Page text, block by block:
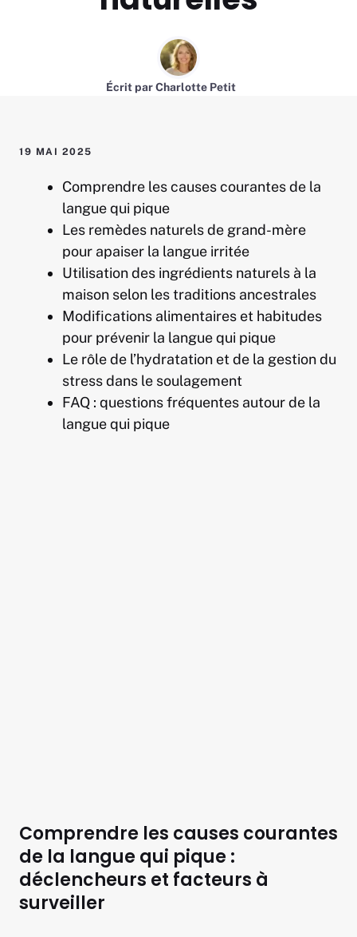
Écrit parCharlotte Petit
19 MAI 2025
Comprendre les causes courantes de la
langue qui pique
Les remèdes naturels de grand-mère
pour apaiser la langue irritée
Utilisation des ingrédients naturels à la
maison selon les traditions ancestrales
Modifications alimentaires et habitudes
pour prévenir la langue qui pique
Le rôle de l’hydratation et de la gestion du
stress dans le soulagement
FAQ : questions fréquentes autour de la
langue qui pique
Comprendre les causes courantes
de la langue qui pique :
déclencheurs et facteurs à
surveiller